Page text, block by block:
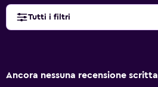
Tutti i filtri
Ancora nessuna recensione scritta